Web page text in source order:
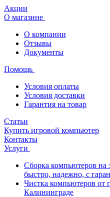
Акции
О магазине
О компании
Отзывы
Документы
Помощь
Условия оплаты
Условия доставки
Гарантия на товар
Статьи
Купить игровой компьютер
Контакты
Услуги
Сборка компьютеров на
быстро, надежно, с
Чистка компьютеров от
Калининграде